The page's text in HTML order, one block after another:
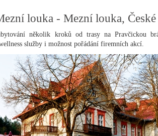
louka - Mezní louka,
několik kroků od trasy na Pravčickou
služby i možnost pořádání firemních akcí.